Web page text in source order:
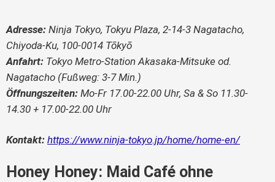
Adresse: Ninja Tokyo, Tokyu Plaza, 2-14-3 Nagatacho,
Chiyoda-Ku, 100-0014 Tōkyō
Anfahrt: Tokyo Metro-Station Akasaka-Mitsuke od.
Nagatacho (Fußweg: 3-7 Min.)
Öffnungszeiten: Mo-Fr 17.00-22.00 Uhr, Sa & So 11.30-
14.30 + 17.00-22.00 Uhr
Kontakt: https://www.ninja-tokyo.jp/home/home-en/
Honey Honey: Maid Café ohne